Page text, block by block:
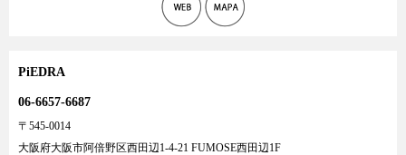
PiEDRA
06-6657-6687
〒545-0014
大阪府大阪市阿倍野区西田辺1-4-21 FUMOSE西田辺1F